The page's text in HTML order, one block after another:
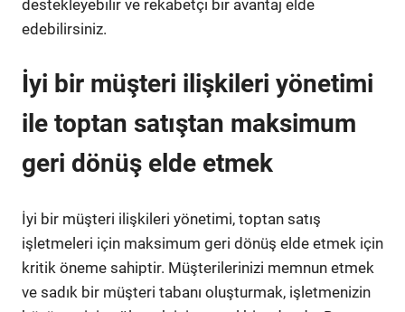
destekleyebilir ve rekabetçi bir avantaj elde
edebilirsiniz.
İyi bir müşteri ilişkileri yönetimi
ile toptan satıştan maksimum
geri dönüş elde etmek
İyi bir müşteri ilişkileri yönetimi, toptan satış
işletmeleri için maksimum geri dönüş elde etmek için
kritik öneme sahiptir. Müşterilerinizi memnun etmek
ve sadık bir müşteri tabanı oluşturmak, işletmenizin